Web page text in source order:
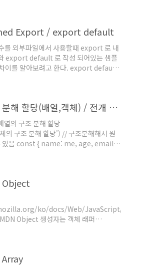
값을 추가하고, 읽
럭으로 작성하기로
이슨[1], JavaScript Object
attribute–value pairs and array
오브젝트를 전달하기 위해 인간이 읽을
은 "문자열"로 이루어져있지만 브
로 사용이 된다. 그래서 JSON 형식의 데
로 변환하는 방법..
Export / export default
를 외부파일에서 사용할때 export 로 내
export default 로 작성 되어있는 샘플
이를 알아보려고 한다. export default :
일에서 function 이름은 생략이 가능
수 있다. 가져오는 JS파일에서
default function () { return
* 10) } // main.js import
export : named export
[Javascript] 구조 분해 할당(배열,객체) / 전개 연산자 / 데이터 불변성 / 얕은복사와 깊은 복사 (lodash deepClone)
열의 구조 분해 할당
구조 분해 할당') // 구조분해해서 원
있음 const { name: me, age, email,
console.log(`이름은 ${name}입
의 이름은 ${age}살이며`) //me라
에 거주중입니다.`) //구
지정할 수 있다 ! console.log(`문의사
console.log(user.name ===
ko/docs/Web/JavaScript/
Object 생성자는 객체 래퍼
. developer.mozilla.org assign
prototype안붙어 있으면
{ name: 'solyi', age: 31 } const